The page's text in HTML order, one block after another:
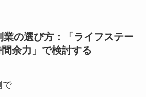
業の選び方：「ライフステー
余力」で検討する
で